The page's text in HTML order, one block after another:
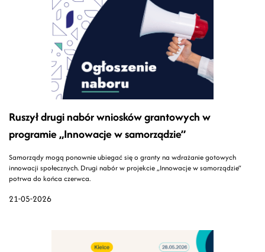
21-05-2026
Ruszył drugi nabór wniosków grantowych w
programie „Innowacje w samorządzie”
Samorządy mogą ponownie ubiegać się o granty na wdrażanie gotowych
innowacji społecznych. Drugi nabór w projekcie „Innowacje w samorządzie”
potrwa do końca czerwca.